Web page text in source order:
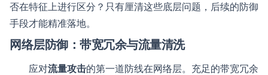
否在特征上进行区分？只有厘清这些底层问题，后续的防御
手段才能精准落地。
网络层防御：带宽冗余与流量清洗
应对流量攻击的第一道防线在网络层。充足的带宽冗余